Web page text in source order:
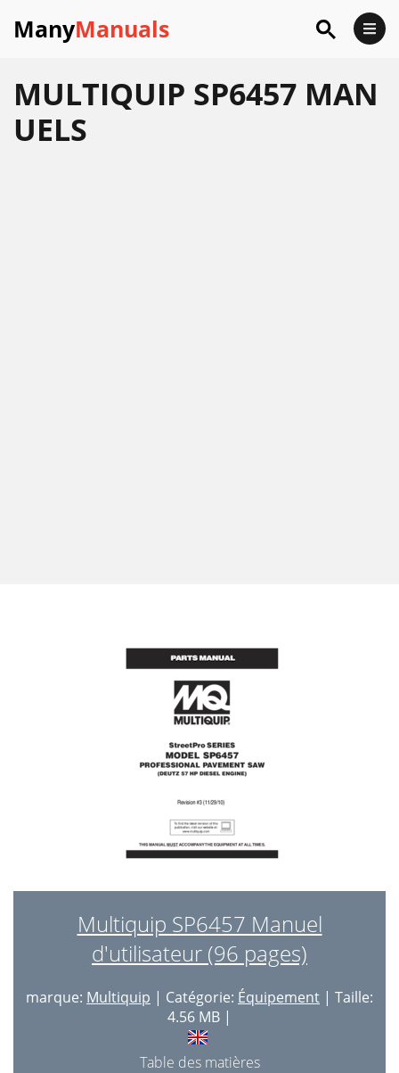
ManyManuals
MULTIQUIP SP6457 MAN
UELS
Multiquip SP6457 Manuel
d'utilisateur (96 pages)
marque: Multiquip | Catégorie: Équipement | Taille:
4.56 MB |
Table des matières